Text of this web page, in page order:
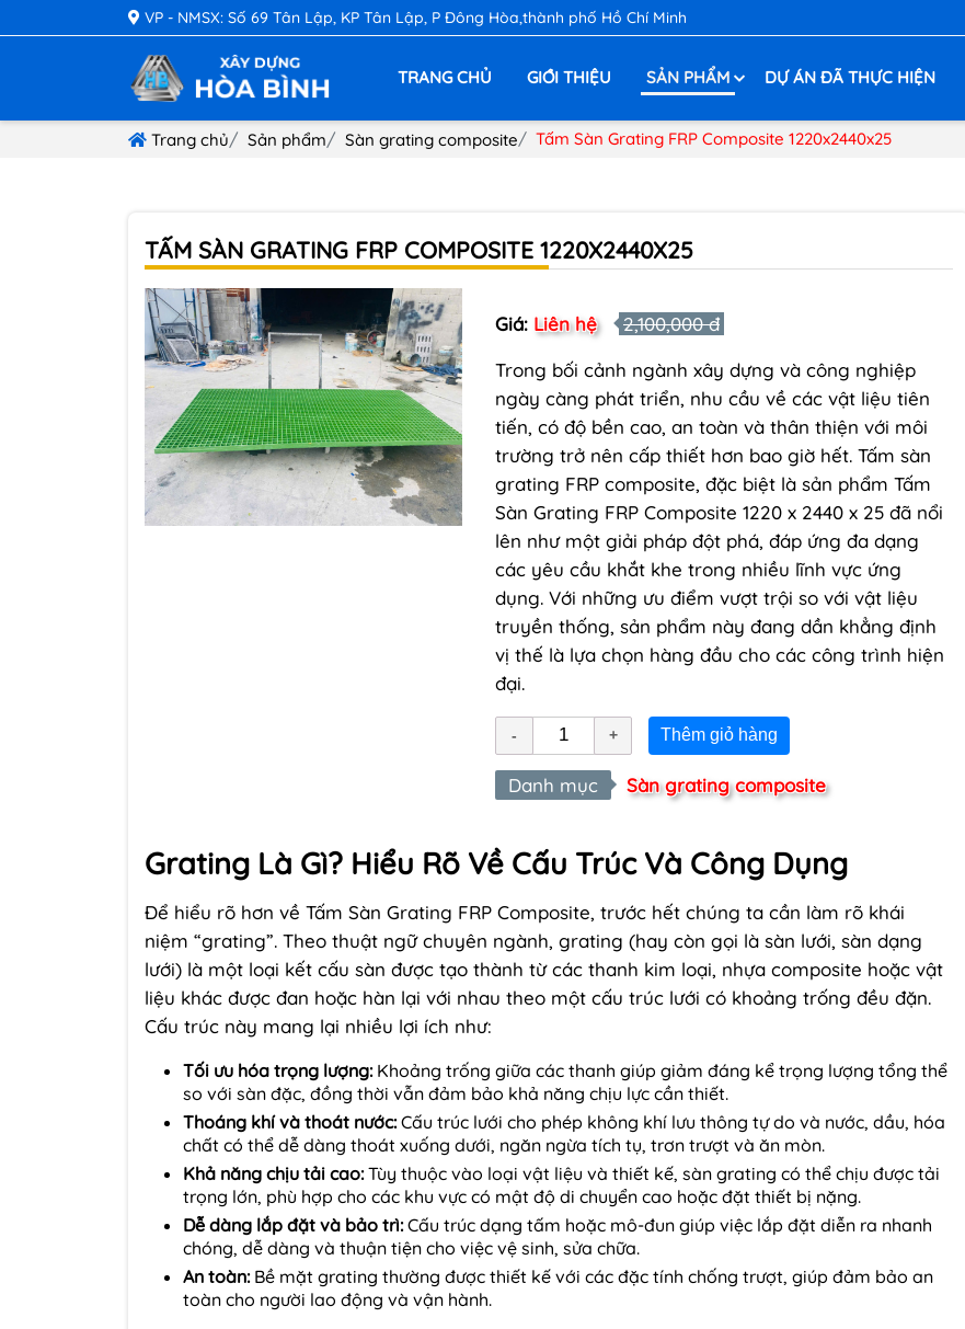
VP - NMSX: Số 69 Tân Lập, KP Tân Lập, P Đông Hòa,thành phố Hồ Chí Minh
TRANG CHỦ GIỚI THIỆU SẢN PHẨM DỰ ÁN ĐÃ THỰC HIỆN
Trang chủ Sản phẩm Sàn grating composite Tấm Sàn Grating FRP Composite 1220x2440x25
TẤM SÀN GRATING FRP COMPOSITE 1220X2440X25
Giá: Liên hệ
2,100,000 đ
Trong bối cảnh ngành xây dựng và công nghiệp
ngày càng phát triển, nhu cầu về các vật liệu tiên
tiến, có độ bền cao, an toàn và thân thiện với môi
trường trở nên cấp thiết hơn bao giờ hết. Tấm sàn
grating FRP composite, đặc biệt là sản phẩm Tấm
Sàn Grating FRP Composite 1220 x 2440 x 25 đã nổi
lên như một giải pháp đột phá, đáp ứng đa dạng
các yêu cầu khắt khe trong nhiều lĩnh vực ứng
dụng. Với những ưu điểm vượt trội so với vật liệu
truyền thống, sản phẩm này đang dần khẳng định
vị thế là lựa chọn hàng đầu cho các công trình hiện
đại.
Thêm giỏ hàng
Danh mục Sàn grating composite
Grating Là Gì? Hiểu Rõ Về Cấu Trúc Và Công Dụng
Để hiểu rõ hơn về Tấm Sàn Grating FRP Composite, trước hết chúng ta cần làm rõ khái
niệm “grating”. Theo thuật ngữ chuyên ngành, grating (hay còn gọi là sàn lưới, sàn dạng
lưới) là một loại kết cấu sàn được tạo thành từ các thanh kim loại, nhựa composite hoặc vật
liệu khác được đan hoặc hàn lại với nhau theo một cấu trúc lưới có khoảng trống đều đặn.
Cấu trúc này mang lại nhiều lợi ích như:
Tối ưu hóa trọng lượng:Khoảng trống giữa các thanh giúp giảm đáng kể trọng lượng tổng thể
so với sàn đặc, đồng thời vẫn đảm bảo khả năng chịu lực cần thiết.
Thoáng khí và thoát nước:Cấu trúc lưới cho phép không khí lưu thông tự do và nước, dầu, hóa
chất có thể dễ dàng thoát xuống dưới, ngăn ngừa tích tụ, trơn trượt và ăn mòn.
Khả năng chịu tải cao:Tùy thuộc vào loại vật liệu và thiết kế, sàn grating có thể chịu được tải
trọng lớn, phù hợp cho các khu vực có mật độ di chuyển cao hoặc đặt thiết bị nặng.
Dễ dàng lắp đặt và bảo trì:Cấu trúc dạng tấm hoặc mô-đun giúp việc lắp đặt diễn ra nhanh
chóng, dễ dàng và thuận tiện cho việc vệ sinh, sửa chữa.
An toàn:Bề mặt grating thường được thiết kế với các đặc tính chống trượt, giúp đảm bảo an
toàn cho người lao động và vận hành.